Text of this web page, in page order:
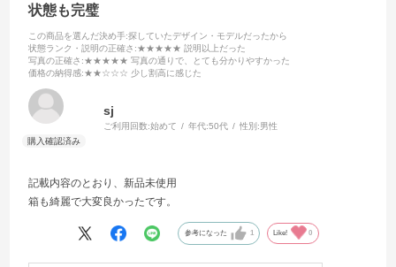
状態も完璧
この商品を選んだ決め手:探していたデザイン・モデルだったから
状態ランク・説明の正確さ :★★★★★ 説明以上だった
写真の正確さ :★★★★★ 写真の通りで、とても分かりやすかった
価格の納得感:★★☆☆☆ 少し割高に感じた
sj
ご利用回数:始めて 年代:50代 性別:男性
記載内容のとおり、新品未使用
箱も綺麗で大変良かったです。
参考になった 1 Like! 0